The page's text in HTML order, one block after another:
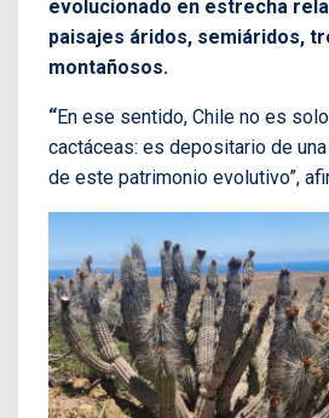
evolucionado en estrecha
paisajes áridos, semiáridos,
montañosos.
“En ese sentido, Chile no es
cactáceas: es depositario de
de este patrimonio evolutivo”,